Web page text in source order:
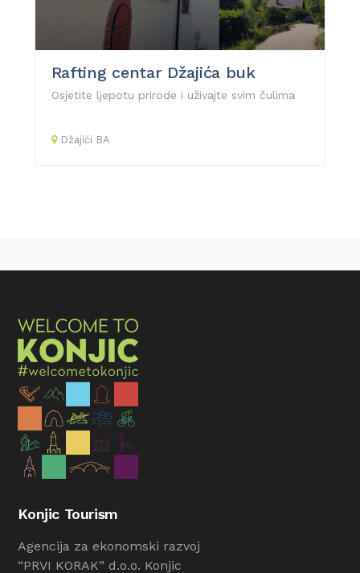
Rafting centar Džajića buk
Osjetite ljepotu prirode i uživajte svim čulima
Džajići BA
Konjic Tourism
Agencija za ekonomski razvoj
“PRVI KORAK” d.o.o. Konjic